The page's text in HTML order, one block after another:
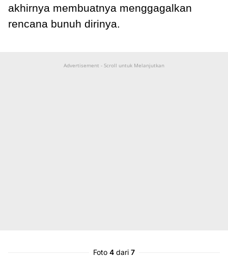
akhirnya membuatnya menggagalkan
rencana bunuh dirinya.
Advertisement - Scroll untuk Melanjutkan
Foto 4 dari 7